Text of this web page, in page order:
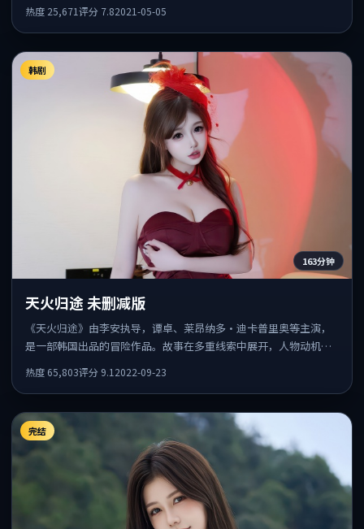
热度 25,671评分 7.82021-05-05
韩剧
163分钟
天火归途 未删减版
《天火归途》由李安执导，谭卓、莱昂纳多·迪卡普里奥等主演，
是一部韩国出品的冒险作品。故事在多重线索中展开，人物动机与
热度 65,803评分 9.1 2022-09-23
完结